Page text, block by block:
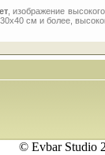
, изображение
см и более,
© Evbar Studio